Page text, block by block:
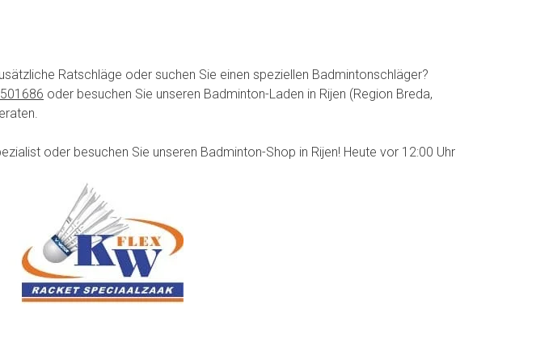
Ratschläge oder suchen Sie einen speziellen Badmintonschläger?
oder besuchen Sie unseren Badminton-Laden in Rijen (Region Breda,
oder besuchen Sie unseren Badminton-Shop in Rijen! Heute vor 12:00 Uhr